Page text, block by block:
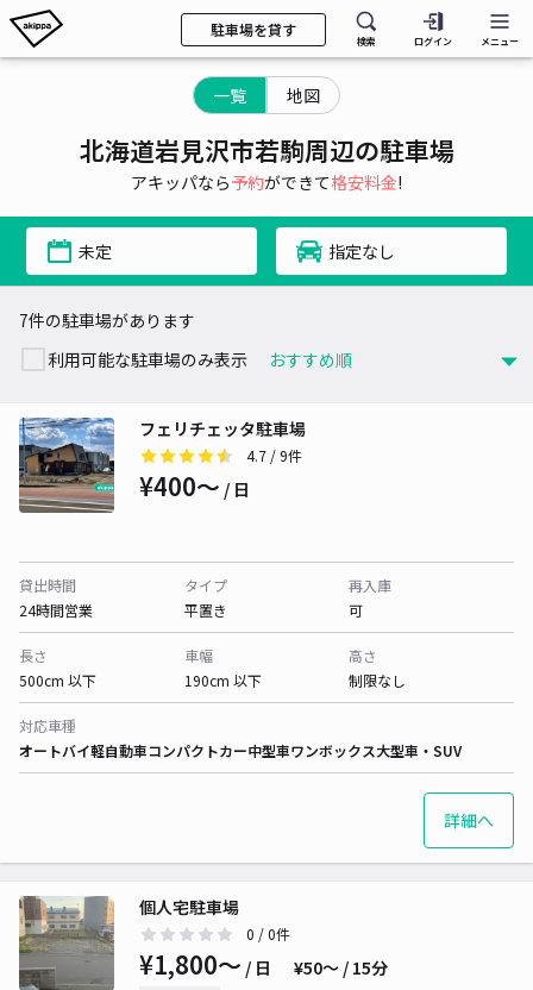
駐車場を貸す
検索 ログイン メニュー
一覧 地図
北海道岩見沢市若駒周辺の駐車場
アキッパなら予約ができて格安料金!
未定 指定なし
7件の駐車場があります
利用可能な駐車場のみ表示
フェリチェッタ駐車場
4.7 / 9件
¥400〜 / 日
貸出時間
24時間営業
タイプ
平置き
再入庫
可
長さ
500cm 以下
車幅
190cm 以下
高さ
制限なし
対応車種
オートバイ軽自動車コンパクトカー中型車ワンボックス大型車・SUV
詳細へ
個人宅駐車場
0 / 0件
¥1,800〜 / 日 ¥50〜 / 15分